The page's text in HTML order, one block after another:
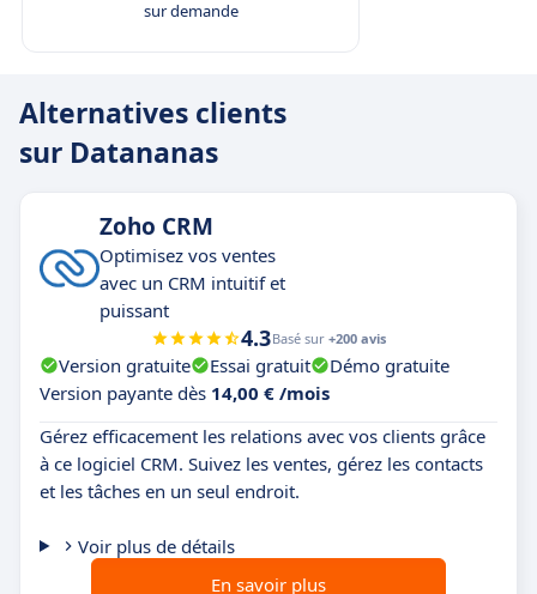
sur demande
Alternatives clients
sur Datananas
Zoho CRM
Optimisez vos ventes
avec un CRM intuitif et
puissant
4.3Basé sur +200 avis
Version gratuite Essai gratuit
Démo gratuite
Version payante dès 14,00 € /mois
Gérez efficacement les relations avec vos clients grâce
à ce logiciel CRM. Suivez les ventes, gérez les contacts
et les tâches en un seul endroit.
Voir plus de détails
En savoir plus